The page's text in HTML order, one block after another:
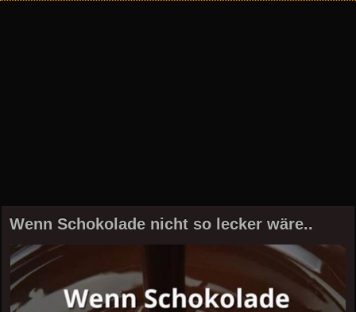
Wenn Schokolade nicht so lecker wäre..